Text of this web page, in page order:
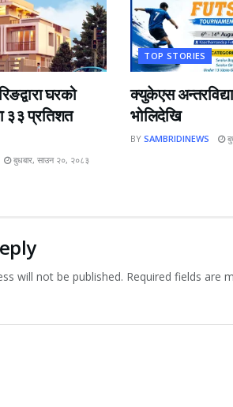
घरको
३३ प्रतिशत
बुधबार, साउन २०, २०८३
TOP STORIES
क्युकेएस
भोलिदेखि
BY SAMBRIDINEWS
will not be published. Required fields are